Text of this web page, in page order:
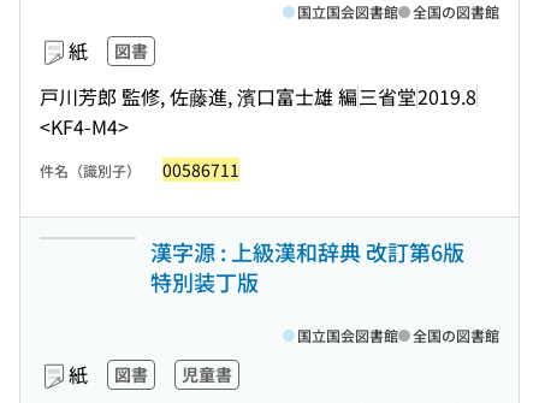
紙 図書
戸川芳郎 監修, 佐藤進, 濱口富士雄 編三省堂2019.8
<KF4-M4>
国立国会図書館 全国の図書館
件名（識別子） 00586711
漢字源 : 上級漢和辞典 改訂第6版
特別装丁版
紙 図書 児童書
国立国会図書館 全国の図書館